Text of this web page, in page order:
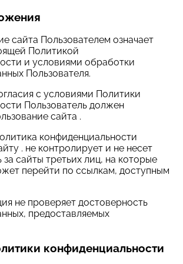
сайта Пользователем означает
Политикой
и условиями обработки
Пользователя.
с условиями Политики
Пользователь должен
сайта .
конфиденциальности
. не контролирует и не несет
за сайты третьих лиц, на которые
перейти по ссылкам, доступным
не проверяет достоверность
предоставляемых
конфиденциальности